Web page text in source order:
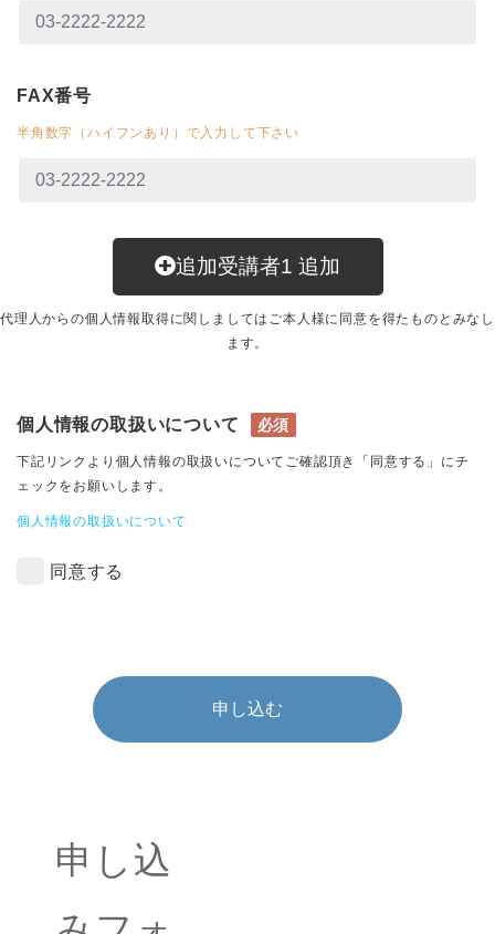
FAX番号
半角数字（ハイフンあり）で入力して下さい
追加受講者1 追加
代理人からの個人情報取得に関しましてはご本人様に同意を得たものとみなし
ます。
個人情報の取扱いについて 必須
下記リンクより個人情報の取扱いについてご確認頂き「同意する」にチ
ェックをお願いします。
個人情報の取扱いについて
同意する
申し込む
申し込